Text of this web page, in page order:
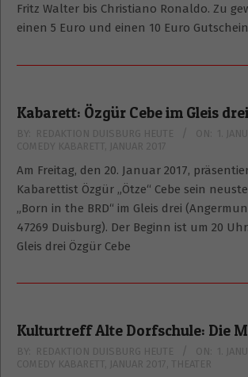
Fritz Walter bis Christiano Ronaldo. Zu
einen 5 Euro und einen 10 Euro Gutschein
Kabarett: Özgür Cebe im Gleis drei
2017-
01-
01
BY: REDAKTION DUISBURG HEUTE ON: 1.
COMEDY KABARETT
JANUAR 2017
Am Freitag, den 20. Januar 2017,
Kabarettist Özgür „Ötze“ Cebe sein
„Born in the BRD“ im Gleis drei
47269 Duisburg). Der Beginn ist um 20
Gleis drei Özgür Cebe
Kulturtreff Alte Dorfschule: Die
2017-
01-
BY: REDAKTION DUISBURG HEUTE ON: 1.
COMEDY KABARETT
JANUAR 2017 THEATER